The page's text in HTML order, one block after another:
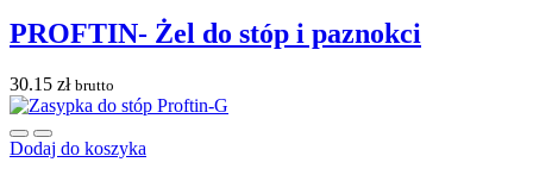
PROFTIN- Żel do stóp i paznokci
30.15 zł brutto
Dodaj do koszyka